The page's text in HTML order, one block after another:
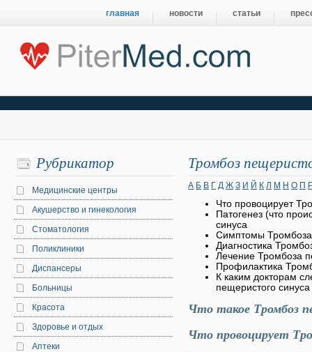
главная новости статьи
Тромбоз
А Б В Г Д Ж З И Й К Л М Н О П
Что провоцирует
Патогенез (что
синуса
Симптомы Тромбоза
Диагностика
Лечение Тромбоза
Профилактика
К каким докторам
пещеристого синуса
Что такое Тромбоз
Что провоцирует
Рубрикатор
Медицинские центры
Акушерство и гинекология
Стоматология
Поликлиники
Диспансеры
Больницы
Красота
Здоровье и отдых
Аптеки